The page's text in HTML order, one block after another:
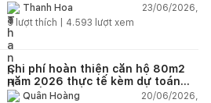
Thanh Hoa
23/06/2026,
5 lượt thích | 4.593 lượt xem
Chi phí hoàn thiện căn hộ 80m2
năm 2026 thực tế kèm dự toán
chi tiết từng hạng mục
Quân Hoàng
20/06/2026,